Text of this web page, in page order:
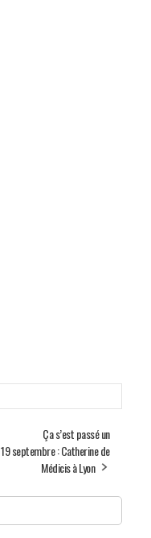
Ça s’est passé un
19 septembre : Catherine de
Médicis à Lyon